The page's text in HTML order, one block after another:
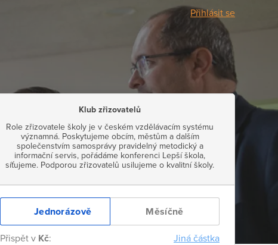
Přihlásit se
Klub zřizovatelů
Role zřizovatele školy je v českém vzdělávacím systému
významná. Poskytujeme obcím, městům a dalším
společenstvím samosprávy pravidelný metodický a
informační servis, pořádáme konferenci Lepší škola,
síťujeme. Podporou zřizovatelů usilujeme o kvalitní školy.
Jednorázově Měsíčně
Přispět v Kč: Jiná částka